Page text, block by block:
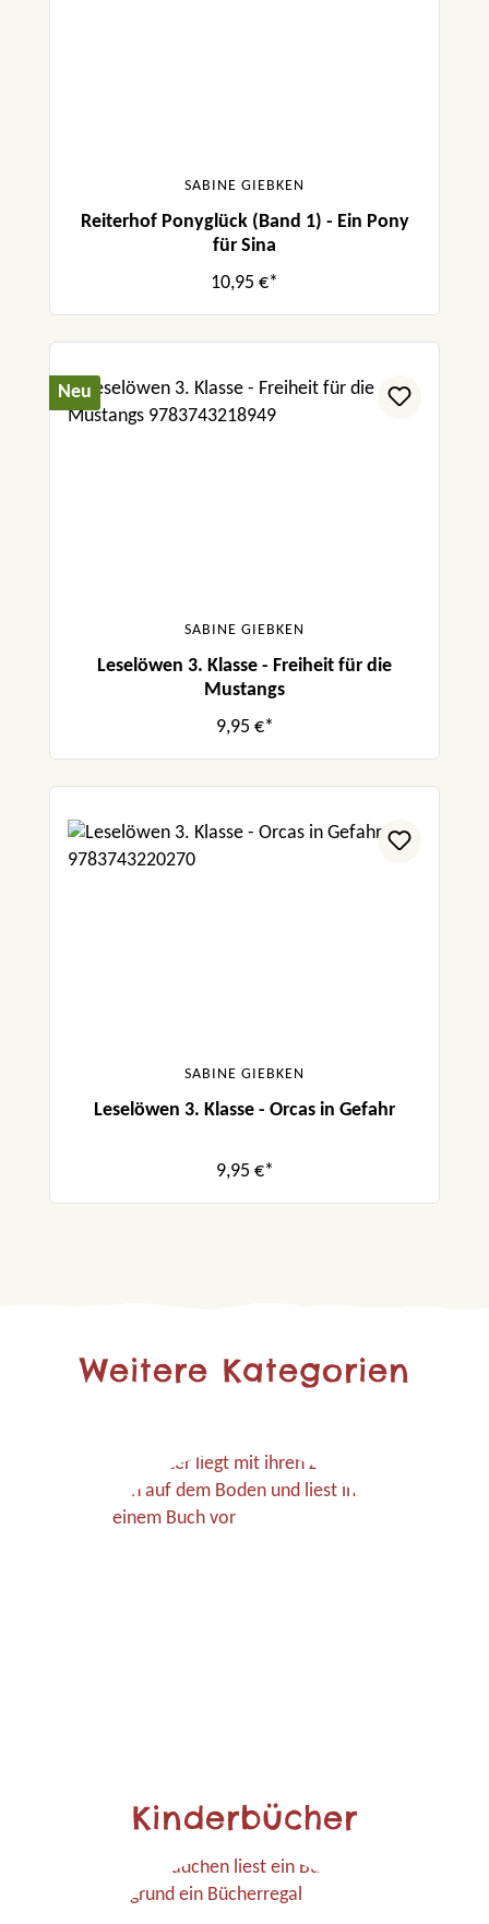
SABINE GIEBKEN
Reiterhof Ponyglück (Band 1) - Ein Pony
für Sina
10,95 €*
Neu
SABINE GIEBKEN
Leselöwen 3. Klasse - Freiheit für die
Mustangs
9,95 €*
SABINE GIEBKEN
Leselöwen 3. Klasse - Orcas in Gefahr
9,95 €*
Weitere Kategorien
Kinderbücher